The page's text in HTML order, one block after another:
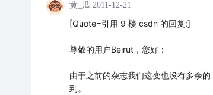
黄_瓜 2011-12-21
[Quote=引用 9 楼 csdn 的回复:]
尊敬的用户Beirut，您好：
由于之前的杂志我们这变也没有多余
到。